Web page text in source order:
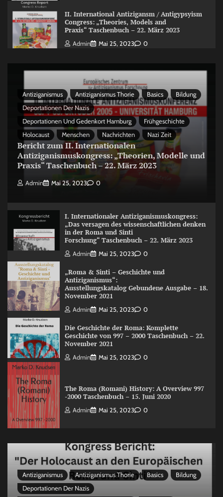
II. International Antizigansm / Antigypsyism
Congress: „Theories, Models and
Praxis“ Taschenbuch – 22. März 2023
Admin Mai 25, 2023 0
Antiziganismus Antiziganismus Thorie Basics
Bildung
Deportationen Der Nazis
Deportationen Und Gedenkort Hamburg
Frühgeschichte
Holocaust
Menschen Nachrichten Nazi Zeit
Bericht zum II. Internationalen
Antiziganismuskongress: „Theorien, Modelle und
Praxis“ Taschenbuch – 22. März 2023
Admin Mai 25, 2023 0
I. Internationaler Antiziganismuskongress:
„Das versagen des wissenschaftlichen denken
in der Roma und Sinti
Forschung“ Taschenbuch – 22. März 2023
Admin Mai 25, 2023 0
„Roma & Sinti – Geschichte und
Antiziganismus“:
Ausstellungskatalog Gebundene Ausgabe – 18.
November 2021
Admin Mai 25, 2023 0
Die Geschichte der Roma: Komplette
Geschichte von 997 – 2000 Taschenbuch – 22.
November 2021
Admin Mai 25, 2023 0
The Roma (Romani) History: A Overview 997
-2000 Taschenbuch – 15. Juni 2020
Admin Mai 25, 2023 0
Antiziganismus Antiziganismus Thorie Basics
Bildung
Deportationen Der Nazis